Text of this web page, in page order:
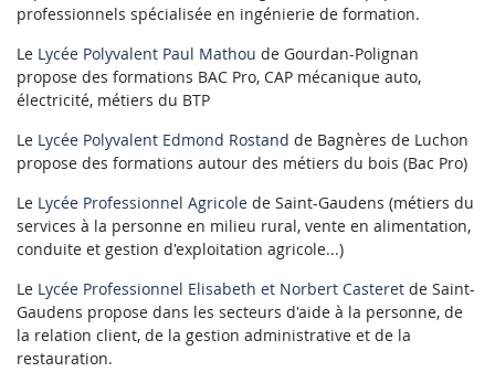
professionnels spécialisée en ingénierie de formation.
Le Lycée Polyvalent Paul Mathou de Gourdan-Polignan
propose des formations BAC Pro, CAP mécanique auto,
électricité, métiers du BTP
Le Lycée Polyvalent Edmond Rostand de Bagnères de Luchon
propose des formations autour des métiers du bois (Bac Pro)
Le Lycée Professionnel Agricole de Saint-Gaudens (métiers du
services à la personne en milieu rural, vente en alimentation,
conduite et gestion d'exploitation agricole...)
Le Lycée Professionnel Elisabeth et Norbert Casteret de Saint-
Gaudens propose dans les secteurs d'aide à la personne, de
la relation client, de la gestion administrative et de la
restauration.